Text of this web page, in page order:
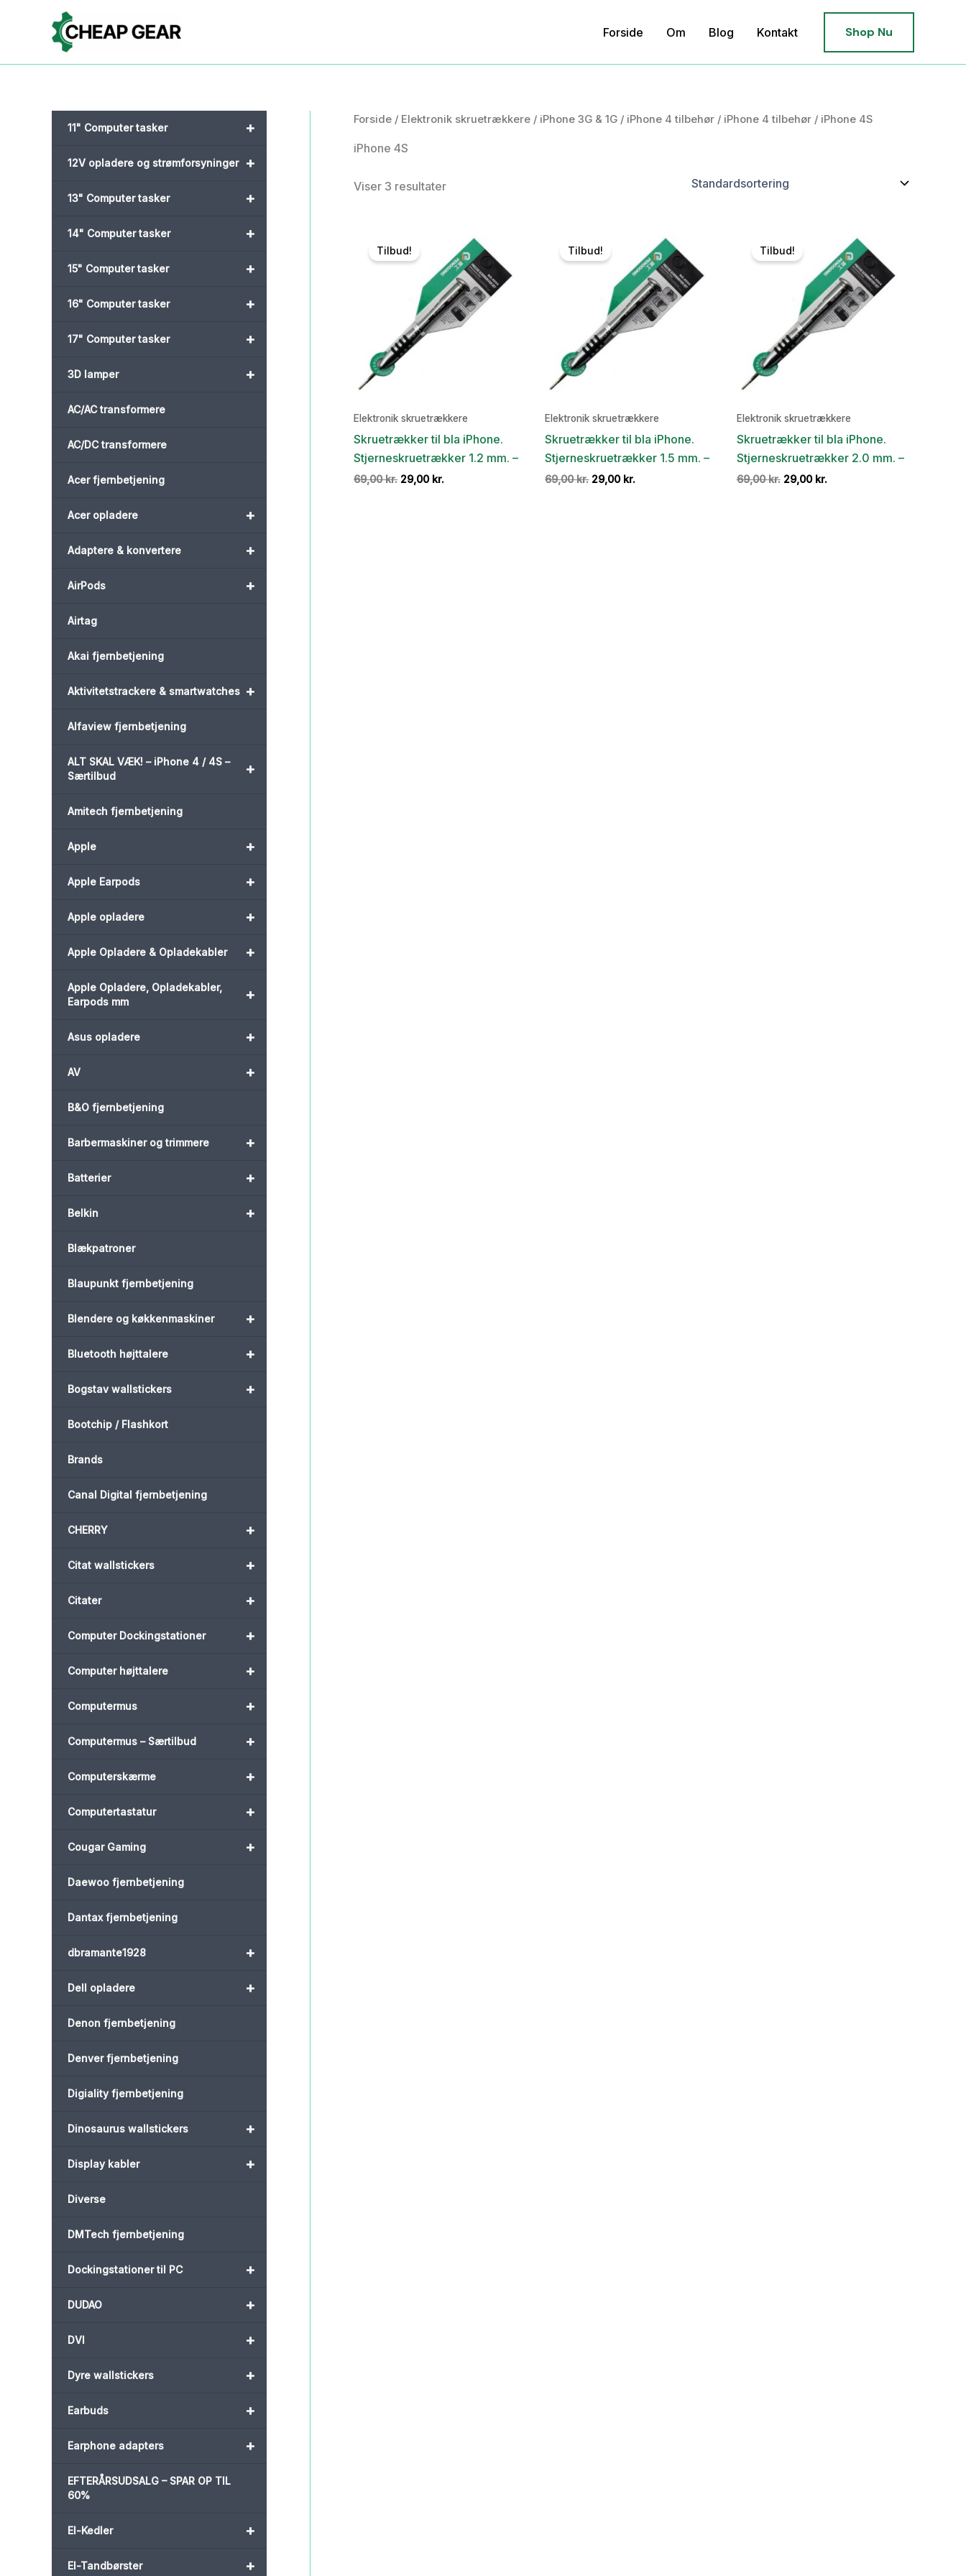
Forside Om Blog Kontakt Shop Nu
+
11" Computer tasker
+
12V opladere og strømforsyninger
+
13" Computer tasker
+
14" Computer tasker
+
15" Computer tasker
+
16" Computer tasker
+
17" Computer tasker
+
3D lamper
AC/AC transformere
AC/DC transformere
Acer fjernbetjening
+
Acer opladere
+
Adaptere & konvertere
+
AirPods
Airtag
Akai fjernbetjening
+
Aktivitetstrackere & smartwatches
Alfaview fjernbetjening
+
ALT SKAL VÆK! – iPhone 4 / 4S –
Særtilbud
Amitech fjernbetjening
+
Apple
+
Apple Earpods
+
Apple opladere
+
Apple Opladere & Opladekabler
+
Apple Opladere, Opladekabler,
Earpods mm
+
Asus opladere
+
AV
B&O fjernbetjening
+
Barbermaskiner og trimmere
+
Batterier
+
Belkin
Blækpatroner
Blaupunkt fjernbetjening
+
Blendere og køkkenmaskiner
+
Bluetooth højttalere
+
Bogstav wallstickers
Bootchip / Flashkort
Brands
Canal Digital fjernbetjening
+
CHERRY
+
Citat wallstickers
+
Citater
+
Computer Dockingstationer
+
Computer højttalere
+
Computermus
+
Computermus – Særtilbud
+
Computerskærme
+
Computertastatur
+
Cougar Gaming
Daewoo fjernbetjening
Dantax fjernbetjening
+
dbramante1928
+
Dell opladere
Denon fjernbetjening
Denver fjernbetjening
Digiality fjernbetjening
+
Dinosaurus wallstickers
+
Display kabler
Diverse
DMTech fjernbetjening
+
Dockingstationer til PC
+
DUDAO
+
DVI
+
Dyre wallstickers
+
Earbuds
+
Earphone adapters
EFTERÅRSUDSALG – SPAR OP TIL
60%
+
El-Kedler
+
El-Tandbørster
Forside / Elektronik skruetrækkere / iPhone 3G & 1G / iPhone 4 tilbehør / iPhone 4 tilbehør / iPhone 4S
iPhone 4S
Viser 3 resultater
Tilbud!
Elektronik skruetrækkere
Skruetrækker til bla iPhone.
Stjerneskruetrækker 1.2 mm. –
69,00kr. Den
29,00 kr.
Tilbud!
Elektronik skruetrækkere
Skruetrækker til bla iPhone.
Stjerneskruetrækker 1.5 mm. –
69,00kr. Den
29,00 kr.
Tilbud!
Elektronik skruetrækkere
Skruetrækker til bla iPhone.
Stjerneskruetrækker 2.0 mm. –
69,00kr. Den
29,00 kr.Den